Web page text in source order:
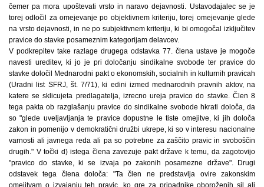
čemer pa mora upoštevati vrsto in naravo dejavnosti. Ustavodajalec se je
torej odločil za omejevanje po objektivnem kriteriju, torej omejevanje glede
na vrsto dejavnosti, in ne po subjektivnem kriteriju, ki bi omogočal izključitev
pravice do stavke posameznim kategorijam delavcev.
V podkrepitev take razlage drugega odstavka 77. člena ustave je mogoče
navesti ureditev, ki jo je pri določanju sindikalne svobode ter pravice do
stavke določil Mednarodni pakt o ekonomskih, socialnih in kulturnih pravicah
(Uradni list SFRJ, št. 7/71), ki edini izmed mednarodnih pravnih aktov, na
katere se sklicujeta predlagatelja, izrecno ureja pravico do stavke. Člen 8
tega pakta ob razglašanju pravice do sindikalne svobode hkrati določa, da
so "glede uveljavljanja te pravice dopustne le tiste omejitve, ki jih določa
zakon in pomenijo v demokratični družbi ukrepe, ki so v interesu nacionalne
varnosti ali javnega reda ali pa so potrebne za zaščito pravic in svoboščin
drugih." V točki d) istega člena zavezuje pakt države k temu, da zagotovijo
"pravico do stavke, ki se izvaja po zakonih posamezne države". Drugi
odstavek tega člena določa: "Ta člen ne predstavlja ovire zakonskim
omejitvam o izvajanju teh pravic, ko gre za pripadnike oboroženih sil ali